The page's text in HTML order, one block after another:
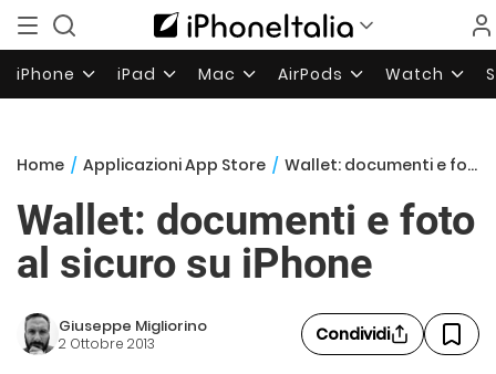
iPhone iPad Mac AirPods Watch
Home / Applicazioni App Store / Wallet: documenti e foto al sicuro su iPhone
Wallet: documenti e foto
al sicuro su iPhone
Giuseppe Migliorino
2 Ottobre 2013 Condividi